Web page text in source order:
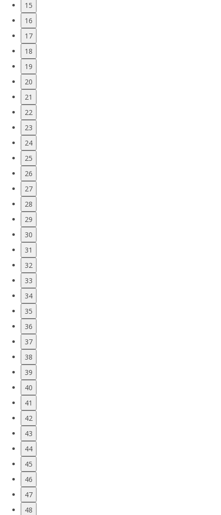
15
16
17
18
19
20
21
22
23
24
25
26
27
28
29
30
31
32
33
34
35
36
37
38
39
40
41
42
43
44
45
46
47
48